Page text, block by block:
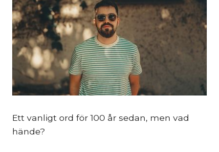
Ett vanligt ord för 100 år sedan, men vad
hände?